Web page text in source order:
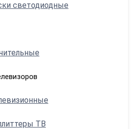
светодиодные
ТВ